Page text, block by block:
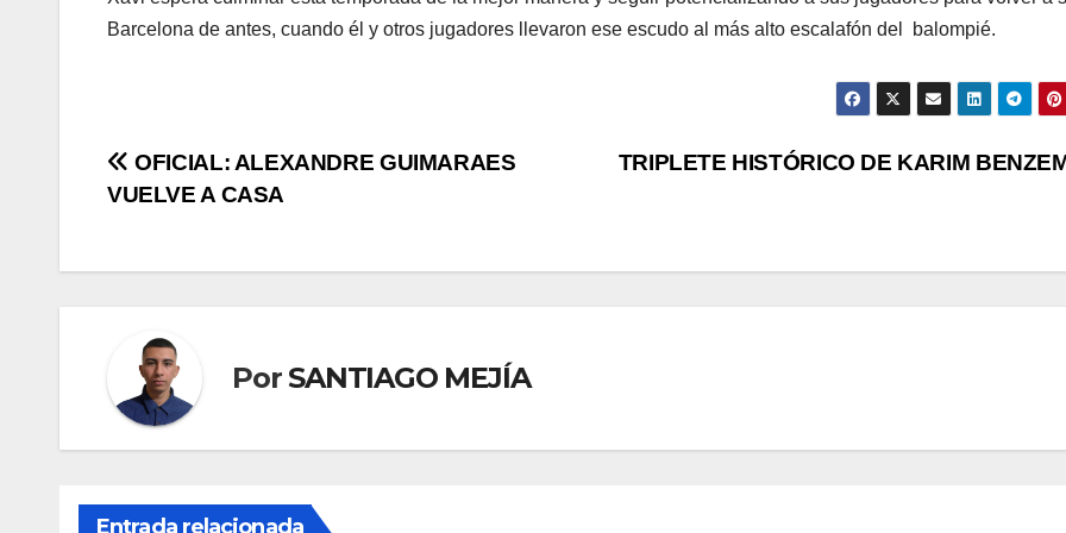
Barcelona de antes, cuando él y otros jugadores llevaron ese escudo al más alto escalafón del balompié.
TRIPLETE HISTÓRICO DE KARIM
OFICIAL: ALEXANDRE GUIMARAES
VUELVE A CASA
Por SANTIAGO MEJÍA
Entrada relacionada